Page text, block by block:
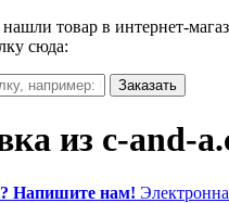
товар в интернет-
сюда:
из c-and-
Напишите нам!